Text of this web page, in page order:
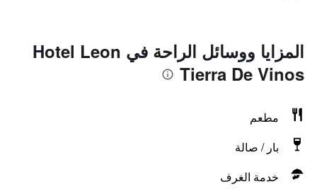
المزايا ووسائل الراحة في Hotel Leon
Tierra De Vinos
مطعم
بار / صالة
خدمة الغرف